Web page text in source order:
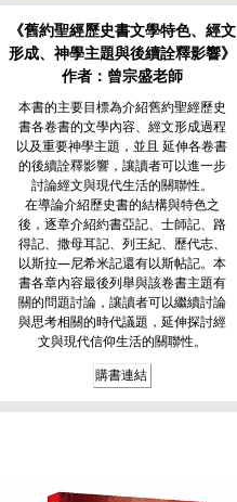
《舊約聖經歷史書文學特色、經文
形成、神學主題與後續詮釋影響》
作者：曾宗盛老師
本書的主要目標為介紹舊約聖經歷史
書各卷書的文學內容、經文形成過程
以及重要神學主題，並且 延伸各卷書
的後續詮釋影響，讓讀者可以進一步
討論經文與現代生活的關聯性。
在導論介紹歷史書的結構與特色之
後，逐章介紹約書亞記、士師記、路
得記、撒母耳記、列王紀、歷代志、
以斯拉—尼希米記還有以斯帖記。本
書各章內容最後列舉與該卷書主題有
關的問題討論，讓讀者可以繼續討論
與思考相關的時代議題，延伸探討經
文與現代信仰生活的關聯性。
購書連結